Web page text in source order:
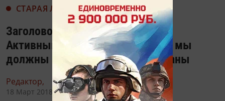
СТАРАЯ ЛЕНТА НОВОСТЕЙ
Заголовок: Минтимер Шаймиев:
Активным участием на выборах мы
должны показать единство страны
Редактор,
18 Март 2018 - 09:54